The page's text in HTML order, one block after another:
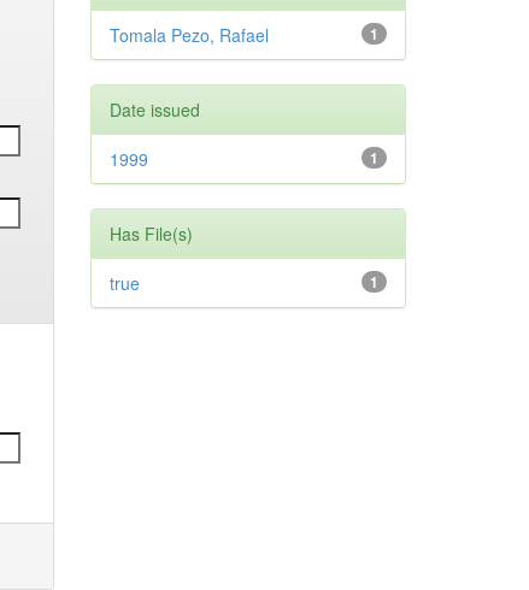
1
Tomala Pezo, Rafael
Date issued
1
1999
Has File(s)
1
true